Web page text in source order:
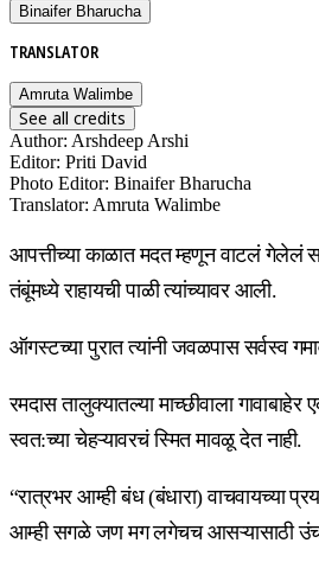
Binaifer Bharucha
TRANSLATOR
Amruta Walimbe
See all credits
Author: Arshdeep Arshi
Editor: Priti David
Photo Editor: Binaifer Bharucha
Translator: Amruta Walimbe
आपत्तीच्या काळात मदत म्हणून वाटलं गेलेलं
तंबूंमध्ये राहायची पाळी त्यांच्यावर आली.
ऑगस्टच्या पुरात त्यांनी जवळपास सर्वस्व
रमदास तालुक्यातल्या माच्छीवाला
स्वत:च्या चेहऱ्यावरचं स्मित मावळू देत नाही.
“रात्रभर आम्ही बंध (बंधारा) वाचवायच्या
आम्ही सगळे जण मग लगेचच आसऱ्यासाठी